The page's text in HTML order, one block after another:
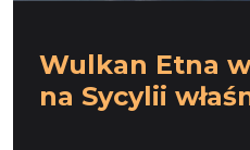
Wulkan Etna
na Sycylii